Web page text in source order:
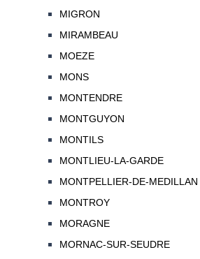
MIGRON
MIRAMBEAU
MOEZE
MONS
MONTENDRE
MONTGUYON
MONTILS
MONTLIEU-LA-GARDE
MONTPELLIER-DE-MEDILLAN
MONTROY
MORAGNE
MORNAC-SUR-SEUDRE